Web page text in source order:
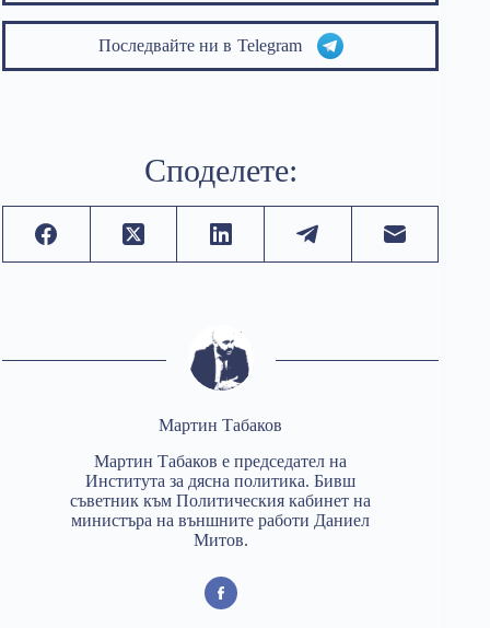
Последвайте ни в Telegram
Споделете:
Мартин Табаков
Мартин Табаков е председател на
Института за дясна политика. Бивш
съветник към Политическия кабинет на
министъра на външните работи Даниел
Митов.